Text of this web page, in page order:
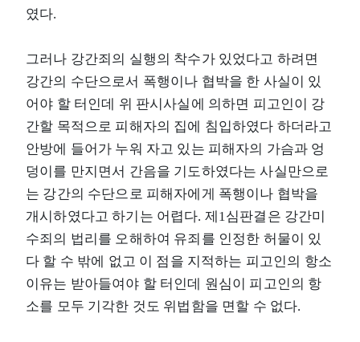
였다.
그러나 강간죄의 실행의 착수가 있었다고 하려면
강간의 수단으로서 폭행이나 협박을 한 사실이 있
어야 할 터인데 위 판시사실에 의하면 피고인이 강
간할 목적으로 피해자의 집에 침입하였다 하더라고
안방에 들어가 누워 자고 있는 피해자의 가슴과 엉
덩이를 만지면서 간음을 기도하였다는 사실만으로
는 강간의 수단으로 피해자에게 폭행이나 협박을
개시하였다고 하기는 어렵다. 제1심판결은 강간미
수죄의 법리를 오해하여 유죄를 인정한 허물이 있
다 할 수 밖에 없고 이 점을 지적하는 피고인의 항소
이유는 받아들여야 할 터인데 원심이 피고인의 항
소를 모두 기각한 것도 위법함을 면할 수 없다.